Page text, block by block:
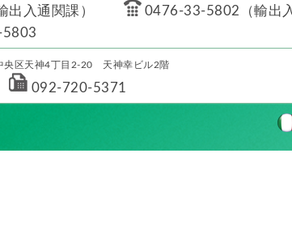
入通関課）
0476-33-5802（輸出
央区天神4丁目2-20 天神幸ビル2階
092-720-5371